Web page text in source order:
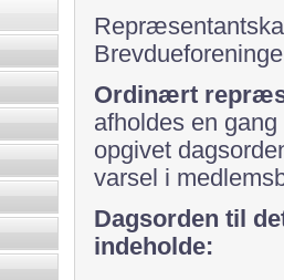
Ordinært
afholdes en
opgivet
varsel i
Dagsorden til
indeholde: